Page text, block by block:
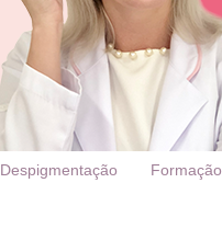
Despigmentação Formação